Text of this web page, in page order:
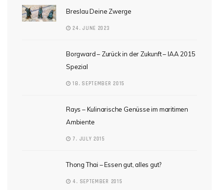
Breslau Deine Zwerge
24. JUNE 2023
Borgward – Zurück in der Zukunft – IAA 2015
Spezial
18. SEPTEMBER 2015
Rays – Kulinarische Genüsse im maritimen
Ambiente
7. JULY 2015
Thong Thai – Essen gut, alles gut?
4. SEPTEMBER 2015